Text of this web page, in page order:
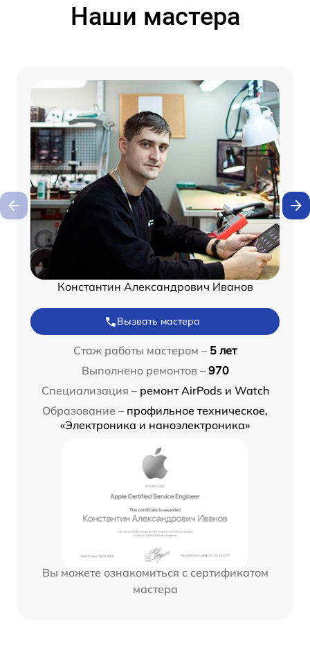
Наши мастера
Константин Александрович Иванов
Вызвать мастера
Стаж работы мастером – 5 лет
Выполнено ремонтов – 970
Специализация – ремонт AirPods и Watch
Образование – профильное техническое,
«Электроника и наноэлектроника»
Вы можете ознакомиться с сертификатом
мастера